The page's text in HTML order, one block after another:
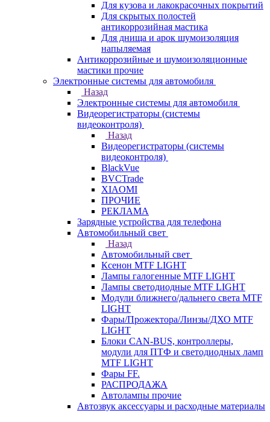
Для кузова и лакокрасочных покрытий
Для скрытых полостей
антикоррозийная мастика
Для днища и арок шумоизоляция
напыляемая
Антикоррозийные и шумоизоляционные
мастики прочие
Электронные системы для автомобиля
Назад
Электронные системы для автомобиля
Видеорегистраторы (системы
видеоконтроля)
Назад
Видеорегистраторы (системы
видеоконтроля)
BlackVue
BVCTrade
XIAOMI
ПРОЧИЕ
РЕКЛАМА
Зарядные устройства для телефона
Автомобильный свет
Назад
Автомобильный свет
Ксенон MTF LIGHT
Лампы галогенные MTF LIGHT
Лампы светодиодные MTF LIGHT
Модули ближнего/дальнего света MTF
LIGHT
Фары/Прожектора/Линзы/ДХО MTF
LIGHT
Блоки CAN-BUS, контроллеры,
модули для ПТФ и светодиодных ламп
MTF LIGHT
Фары FF.
РАСПРОДАЖА
Автолампы прочие
Автозвук аксессуары и расходные материалы